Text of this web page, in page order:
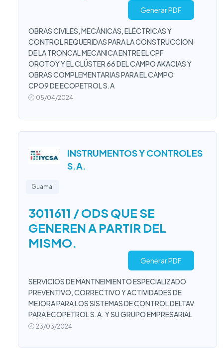
Generar PDF
OBRAS CIVILES, MECÁNICAS, ELÉCTRICAS Y
CONTROL REQUERIDAS PARA LA CONSTRUCCION
DE LA TRONCAL MECANICA ENTRE EL CPF
OROTOY Y EL CLÚSTER 66 DEL CAMPO AKACIAS Y
OBRAS COMPLEMENTARIAS PARA EL CAMPO
CPO9 DE ECOPETROL S.A
05/04/2024
INSTRUMENTOS Y CONTROLES
S.A.
Guamal
3011611 / ODS QUE SE
GENEREN A PARTIR DEL
MISMO.
Generar PDF
SERVICIOS DE MANTNEIMIENTO ESPECIALIZADO
PREVENTIVO, CORRECTIVO Y ACTIVIDADES DE
MEJORA PARA LOS SISTEMAS DE CONTROL DELTAV
PARA ECOPETROL S.A. Y SU GRUPO EMPRESARIAL
23/03/2024